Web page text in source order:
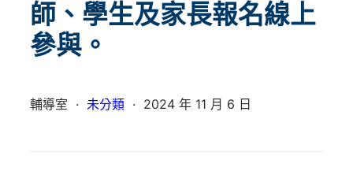
師、學生及家長報名線上
參與。
輔導室 · 未分類 · 2024 年 11 月 6 日